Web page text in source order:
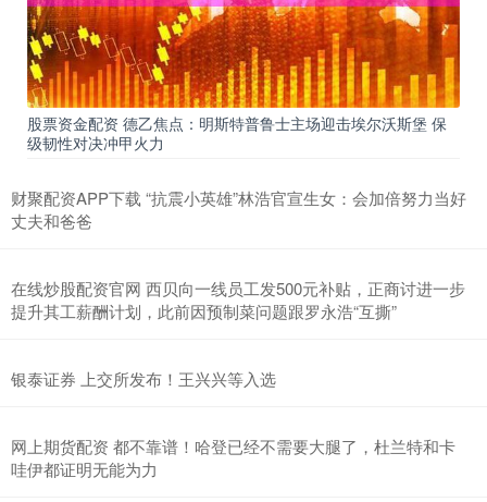
股票资金配资 德乙焦点：明斯特普鲁士主场迎击埃尔沃斯堡 保
级韧性对决冲甲火力
财聚配资APP下载 “抗震小英雄”林浩官宣生女：会加倍努力当好
丈夫和爸爸
在线炒股配资官网 西贝向一线员工发500元补贴，正商讨进一步
提升其工薪酬计划，此前因预制菜问题跟罗永浩“互撕”
银泰证券 上交所发布！王兴兴等入选
网上期货配资 都不靠谱！哈登已经不需要大腿了，杜兰特和卡
哇伊都证明无能为力